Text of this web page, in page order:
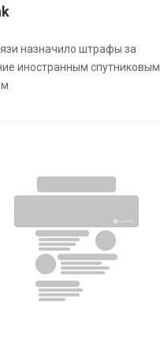
назначило штрафы за
иностранным спутниковым